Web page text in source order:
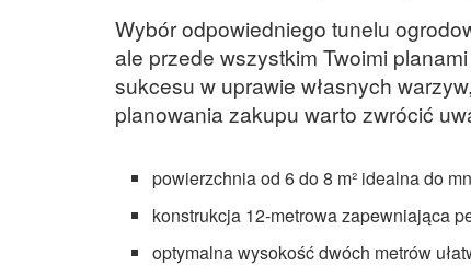
Wybór odpowiedniego tunelu
ale przede wszystkim Twoimi
sukcesu w uprawie własnych
planowania zakupu warto zwrócić
powierzchnia od 6 do 8 m² idealna do
konstrukcja 12-metrowa zapewniająca
optymalna wysokość dwóch metrów